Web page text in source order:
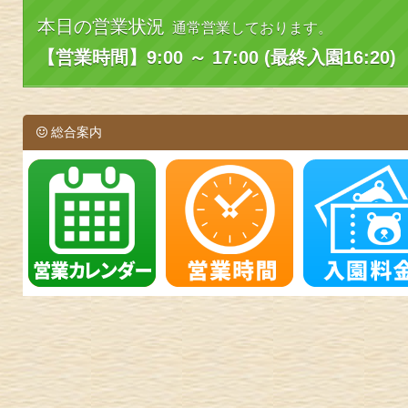
本日の営業状況 通常営業しております。
【営業時間】9:00 ～ 17:00 (最終入園16:20)
総合案内